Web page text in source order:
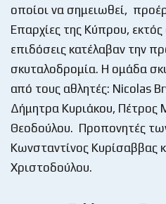
οποίοι να σημειωθεί,
Επαρχίες της Κύπρου, εκτός
επιδόσεις κατέλαβαν την
σκυταλοδρομία. Η ομάδα
από τους αθλητές: Nicolas
Δήμητρα Κυριάκου, Πέτρος
Θεοδούλου. Προπονητές
Κωνσταντίνος Κυρίσαββας
Χριστοδούλου.